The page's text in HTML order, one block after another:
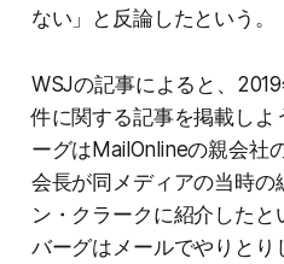
ない」と反論したという。
WSJの記事によると、
件に関する記事を掲載し
ーグはMailOnlineの親会社
会長が同メディアの当時の
ン・クラークに紹介した
バーグはメールでやりとり